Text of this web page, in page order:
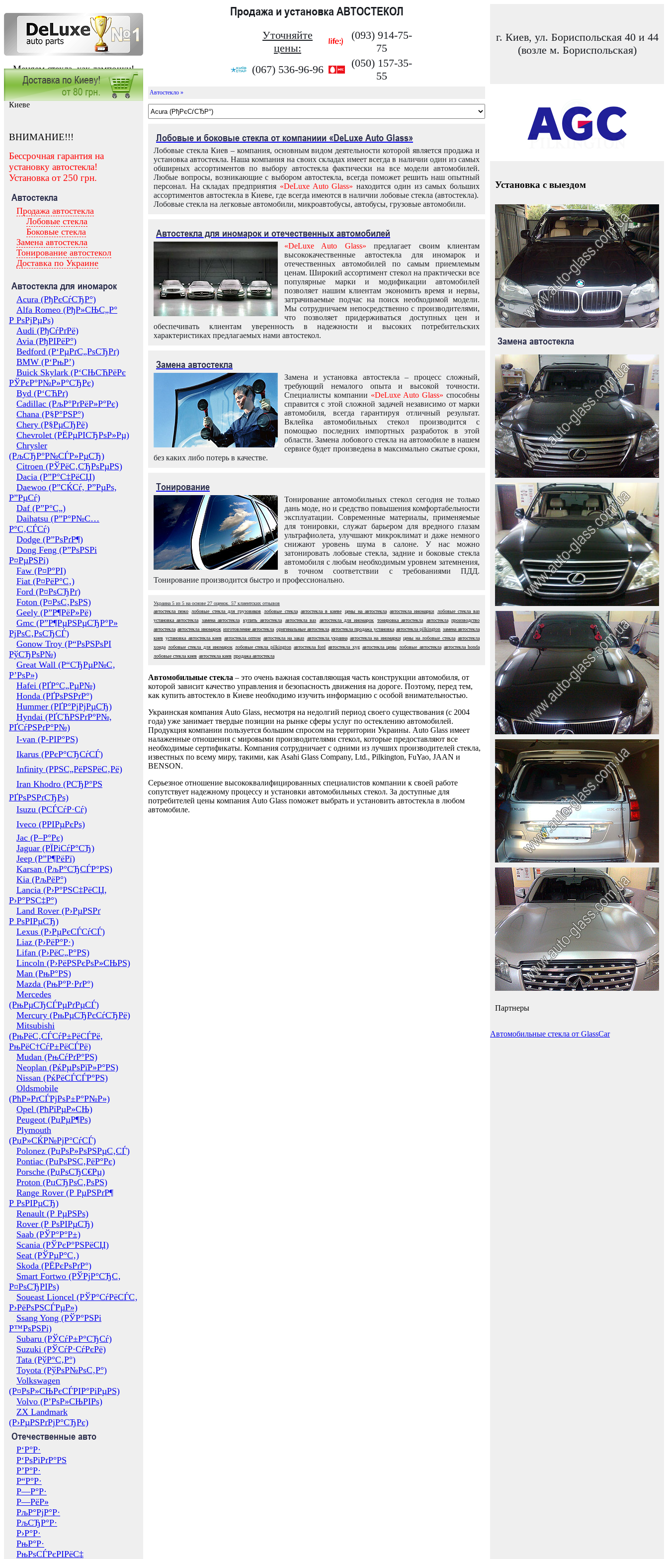
Меняем стекла, как лампочки!
Продажа и установка АВТОСТЕКОЛ
Уточняйте
цены:
(093) 914-75-
75
(067) 536-96-96
(050) 157-35-
55
г. Киев, ул. Бориспольская 40 и 44
(возле м. Бориспольская)
Заказать установку автостекла в
Киеве
ВНИМАНИЕ!!!
Бессрочная гарантия на
установку автостекла!
Установка от 250 грн.
Автостекла
Продажа автостекла
Лобовые стекла
Боковые стекла
Замена автостекла
Тонирование автостекол
Доставка по Украине
Автостекла для иномарок
Acura (РђРєСѓСЂР°)
Alfa Romeo (РђР»СЊС„Р°
Р РѕРјРµРѕ)
Audi (РђСѓРґРё)
Avia (РђРІРёР°)
Bedford (Р‘РµРґС„РѕСЂРґ)
BMW (Р‘РњР’)
Buick Skylark (Р‘СЊСЋРёРє
РЎРєР°Р№Р»Р°СЂРє)
Byd (Р‘СЋРґ)
Cadillac (РљР°РґРёР»Р°Рє)
Chana (Р§Р°РЅР°)
Chery (Р§РµСЂРё)
Chevrolet (РЁРµРІСЂРѕР»Рµ)
Chrysler
(РљСЂР°Р№СЃР»РµСЂ)
Citroen (РЎРёС‚СЂРѕРµРЅ)
Dacia (Р”Р°С‡РёСЏ)
Daewoo (Р”СЌСѓ, Р”РµРѕ,
Р”РµСѓ)
Daf (Р”Р°С„)
Daihatsu (Р”Р°Р№С…
Р°С‚СЃСѓ)
Dodge (Р”РѕРґР¶)
Dong Feng (Р”РѕРЅРі
Р¤РµРЅРі)
Faw (Р¤Р°РІ)
Fiat (Р¤РёР°С‚)
Ford (Р¤РѕСЂРґ)
Foton (Р¤РѕС‚РѕРЅ)
Geely (Р”Р¶РёР»Рё)
Gmc (Р”Р¶РµРЅРµСЂР°Р»
РјРѕС‚РѕСЂСЃ)
Gonow Troy (Р“РѕРЅРѕРІ
РўСЂРѕР№)
Great Wall (Р“СЂРµР№С‚
Р’РѕР»)
Hafei (РҐР°С„РµР№)
Honda (РҐРѕРЅРґР°)
Hummer (РҐР°РјРјРµСЂ)
Hyndai (РҐСЋРЅРґР°Р№,
РҐСѓРЅРґР°Р№)
I-van (Р-РІР°РЅ)
Ikarus (РРєР°СЂСѓСЃ)
Infinity (РРЅС„РёРЅРёС‚Рё)
Iran Khodro (РСЂР°РЅ
РҐРѕРЅРґСЂРѕ)
Isuzu (РСЃСѓР·Сѓ)
Iveco (РРІРµРєРѕ)
Jac (Р–Р°Рє)
Jaguar (РЇРіСѓР°СЂ)
Jeep (Р”Р¶РёРї)
Karsan (РљР°СЂСЃР°РЅ)
Kia (РљРёР°)
Lancia (Р›Р°РЅС‡РёСЏ,
Р›Р°РЅС‡Р°)
Land Rover (Р›РµРЅРґ
Р РѕРІРµСЂ)
Lexus (Р›РµРєСЃСѓСЃ)
Liaz (Р›РёР°Р·)
Lifan (Р›РёС„Р°РЅ)
Lincoln (Р›РёРЅРєРѕР»СЊРЅ)
Man (РњР°РЅ)
Mazda (РњР°Р·РґР°)
Mercedes
(РњРµСЂСЃРµРґРµСЃ)
Mercury (РњРµСЂРєСѓСЂРё)
Mitsubishi
(РњРёС‚СЃСѓР±РёСЃРё,
РњРёС†СѓР±РёСЃРё)
Mudan (РњСѓРґР°РЅ)
Neoplan (РќРµРѕРїР»Р°РЅ)
Nissan (РќРёСЃСЃР°РЅ)
Oldsmobile
(РћР»РґСЃРјРѕР±Р°Р№Р»)
Opel (РћРїРµР»СЊ)
Peugeot (РџРµР¶Рѕ)
Plymouth
(РџР»СЌР№РјР°СѓСЃ)
Polonez (РџРѕР»РѕРЅРµС‚СЃ)
Pontiac (РџРѕРЅС‚РёР°Рє)
Porsche (РџРѕСЂС€Рµ)
Proton (РџСЂРѕС‚РѕРЅ)
Range Rover (Р РµРЅРґР¶
Р РѕРІРµСЂ)
Renault (Р РµРЅРѕ)
Rover (Р РѕРІРµСЂ)
Saab (РЎР°Р°Р±)
Scania (РЎРєР°РЅРёСЏ)
Seat (РЎРµР°С‚)
Skoda (РЁРєРѕРґР°)
Smart Fortwo (РЎРјР°СЂС‚
Р¤РѕСЂРІРѕ)
Soueast Lioncel (РЎР°СѓРёСЃС‚
Р›РёРѕРЅСЃРµР»)
Ssang Yong (РЎР°РЅРі
Р™РѕРЅРі)
Subaru (РЎСѓР±Р°СЂСѓ)
Suzuki (РЎСѓР·СѓРєРё)
Tata (РўР°С‚Р°)
Toyota (РўРѕР№РѕС‚Р°)
Volkswagen
(Р¤РѕР»СЊРєСЃРІР°РіРµРЅ)
Volvo (Р’РѕР»СЊРІРѕ)
ZX Landmark
(Р›РµРЅРґРјР°СЂРє)
Отечественные авто
Р‘Р°Р·
Р‘РѕРіРґР°РЅ
Р’Р°Р·
Р“Р°Р·
Р—Р°Р·
Р—РёР»
РљР°РјР°Р·
РљСЂР°Р·
Р›Р°Р·
РњР°Р·
РњРѕСЃРєРІРёС‡
Автостекло »
Лобовые и боковые стекла от компаниии «DeLuxe Auto Glass»
Лобовые стекла Киев – компания, основным видом деятельности которой является продажа и
установка автостекла. Наша компания на своих складах имеет всегда в наличии один из самых
обширных ассортиментов по выбору автостекла фактически на все модели автомобилей.
Любые вопросы, возникающие с выбором автостекла, всегда поможет решить наш опытный
персонал. На складах предприятия «DeLuxe Auto Glass» находится один из самых больших
ассортиментов автостекла в Киеве, где всегда имеются в наличии лобовые стекла (автостекла).
Лобовые стекла на легковые автомобили, микроавтобусы, автобусы, грузовые автомобили.
Автостекла для иномарок и отечественных автомобилей
«DeLuxe Auto Glass» предлагает своим клиентам
высококачественные автостекла для иномарок и
отечественных автомобилей по самым приемлемым
ценам. Широкий ассортимент стекол на практически все
популярные марки и модификации автомобилей
позволяет нашим клиентам экономить время и нервы,
затрачиваемые подчас на поиск необходимой модели.
Мы сотрудничаем непосредственно с производителями,
что позволяет придерживаться доступных цен и
обеспечивать клиентам уверенность в надежности и высоких потребительских
характеристиках предлагаемых нами автостекол.
Замена автостекла
Замена и установка автостекла – процесс сложный,
требующий немалого опыта и высокой точности.
Специалисты компании «DeLuxe Auto Glass» способны
справится с этой сложной задачей независимо от марки
автомобиля, всегда гарантируя отличный результат.
Вклейка автомобильных стекол производится с
помощью последних импортных разработок в этой
области. Замена лобового стекла на автомобиле в нашем
сервисе будет произведена в максимально сжатые сроки,
без каких либо потерь в качестве.
Тонирование
Тонирование автомобильных стекол сегодня не только
дань моде, но и средство повышения комфортабельности
эксплуатации. Современные материалы, применяемые
для тонировки, служат барьером для вредного глазам
ультрафиолета, улучшают микроклимат и даже немного
снижают уровень шума в салоне. У нас можно
затонировать лобовые стекла, задние и боковые стекла
автомобиля с любым необходимым уровнем затемнения,
в точном соответствии с требованиями ПДД.
Тонирование производится быстро и профессионально.
Украина 5 из 5 на основе 27 оценок. 57 клиентских отзывов
автостекла пежо
лобовые стекла для грузовиков лобовые стекла автостекла в киеве цены на автостекла автостекла иномарки
лобовые стекла ваз
установка автостекла
замена автостекла купить автостекла автостекла ваз автостекла для иномарок тонировка автостекла автостекла производство
автостекла автостекла иномарок изготовление автостекла оригинальные автостекла автостекла продажа установка автостекла pilkington замена автостекла
киев установка автостекла киев автостекла оптом автостекла на заказ автостекла украина автостекла на иномарки цены на лобовые стекла автостекла
хонда лобовые стекла для иномарок лобовые стекла pilkington автостекла ford автостекла xyg автостекла цены лобовые автостекла автостекла honda
лобовые стекла киев автостекла киев продажа автостекла
Автомобильные стекла – это очень важная составляющая часть конструкции автомобиля, от
которой зависит качество управления и безопасность движения на дороге. Поэтому, перед тем,
как купить автостекло в Киеве необходимо изучить информацию с особой внимательностью.
Украинская компания Auto Glass, несмотря на недолгий период своего существования (с 2004
года) уже занимает твердые позиции на рынке сферы услуг по остеклению автомобилей.
Продукция компании пользуется большим спросом на территории Украины. Auto Glass имеет
налаженные отношения с мировыми производителями стекол, которые предоставляют все
необходимые сертификаты. Компания сотрудничает с одними из лучших производителей стекла,
известных по всему миру, такими, как Asahi Glass Company, Ltd., Pilkington, FuYao, JAAN и
BENSON.
Серьезное отношение высококвалифицированных специалистов компании к своей работе
сопутствует надежному процессу и установки автомобильных стекол. За доступные для
потребителей цены компания Auto Glass поможет выбрать и установить автостекла в любом
автомобиле.
Установка с выездом
Замена автостекла
Партнеры
Автомобильные стекла от GlassCar